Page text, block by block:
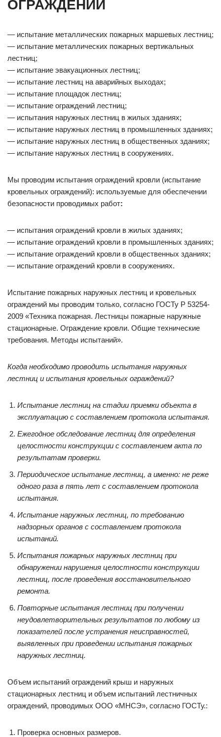
ОГРАЖДЕНИЙ
— испытание металлических пожарных маршевых лестниц;
— испытание металлических пожарных вертикальных
лестниц;
— испытание эвакуационных лестниц;
— испытание лестниц на аварийных выходах;
— испытание площадок лестниц;
— испытание ограждений лестниц;
— испытания наружных лестниц в жилых зданиях;
— испытание наружных лестниц в промышленных зданиях;
— испытание наружных лестниц в общественных зданиях;
— испытание наружных лестниц в сооружениях.
Мы проводим испытания ограждений кровли (испытание
кровельных ограждений): используемые для обеспечении
безопасности проводимых работ:
— испытания ограждений кровли в жилых зданиях;
— испытание ограждений кровли в промышленных зданиях;
— испытание ограждений кровли в общественных зданиях;
— испытание ограждений кровли в сооружениях.
Испытание пожарных наружных лестниц и кровельных
ограждений мы проводим только, согласно ГОСТу Р 53254-
2009 «Техника пожарная. Лестницы пожарные наружные
стационарные. Ограждение кровли. Общие технические
требования. Методы испытаний».
Когда необходимо проводить испытания наружных
лестниц и испытания кровельных ограждений?
Испытание лестниц на стадии приемки объекта в
эксплуатацию с составлением протокола испытания.
Ежегодное обследование лестниц для определения
целостности конструкции с составлением акта по
результатам проверки.
Периодическое испытание лестниц, а именно: не реже
одного раза в пять лет с составлением протокола
испытания.
Испытание наружных лестниц, по требованию
надзорных органов с составлением протокола
испытаний.
Испытания пожарных наружных лестниц при
обнаружении нарушения целостности конструкции
лестниц, после проведения восстановительного
ремонта.
Повторные испытания лестниц при получении
неудовлетворительных результатов по любому из
показателей после устранения неисправностей,
выявленных при проведении испытания пожарных
наружных лестниц.
Объем испытаний ограждений крыш и наружных
стационарных лестниц и объем испытаний лестничных
ограждений, проводимых ООО «МНСЭ», согласно ГОСТу.:
Проверка основных размеров.